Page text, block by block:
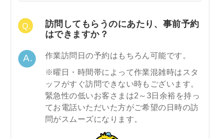
訪問してもらうのにあたり、事前予約
はできますか？
作業訪問日の予約はもちろん可能です。
※曜日・時間帯によって作業混雑時はスタ
ッフがすぐ訪問できない時もございます。
緊急性の低いお客さまは2～3日余裕を持っ
てお電話いただいた方がご希望の日時の訪
問がスムーズになります。